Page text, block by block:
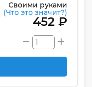
Своими руками
(Что это значит?)
452 ₽